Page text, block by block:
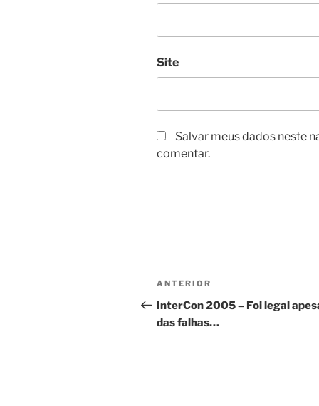
Site
Salvar meus dados neste
comentar.
Navegação
de
Post
Post
anterior
ANTERIOR
InterCon 2005 – Foi legal
das falhas…